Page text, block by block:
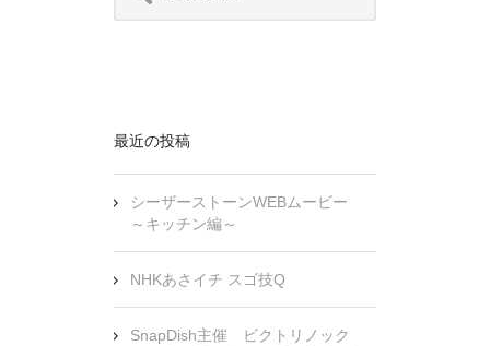
最近の投稿
シーザーストーンWEBムービー
～キッチン編～
NHKあさイチ スゴ技Q
SnapDish主催 ビクトリノック